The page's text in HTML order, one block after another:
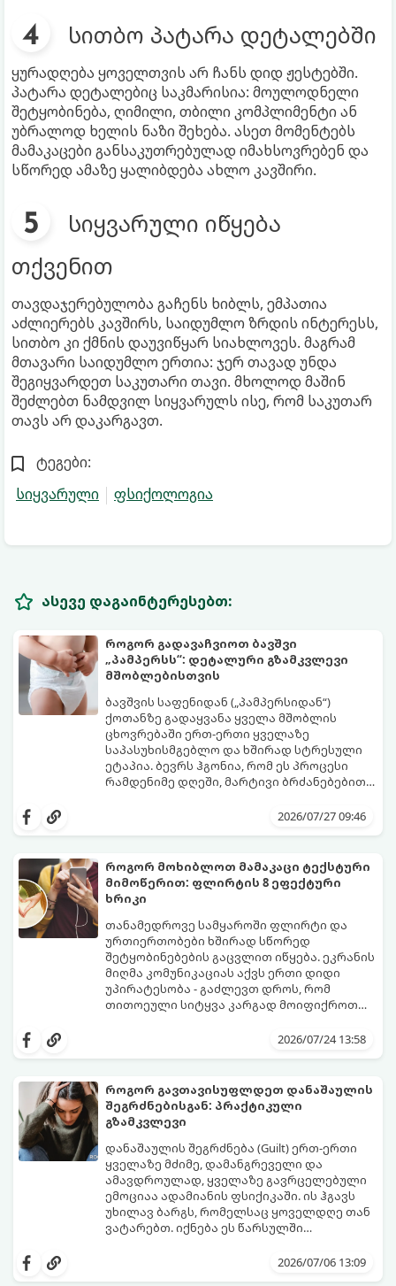
სითბო პატარა დეტალებში
ყურადღება ყოველთვის არ ჩანს დიდ ჟესტებში.
პატარა დეტალებიც საკმარისია: მოულოდნელი
შეტყობინება, ღიმილი, თბილი კომპლიმენტი ან
უბრალოდ ხელის ნაზი შეხება. ასეთ მომენტებს
მამაკაცები განსაკუთრებულად იმახსოვრებენ და
სწორედ ამაზე ყალიბდება ახლო კავშირი.
სიყვარული იწყება
თქვენით
თავდაჯერებულობა გაჩენს ხიბლს, ემპათია
აძლიერებს კავშირს, საიდუმლო ზრდის ინტერესს,
სითბო კი ქმნის დაუვიწყარ სიახლოვეს. მაგრამ
მთავარი საიდუმლო ერთია: ჯერ თავად უნდა
შეგიყვარდეთ საკუთარი თავი. მხოლოდ მაშინ
შეძლებთ ნამდვილ სიყვარულს ისე, რომ საკუთარ
თავს არ დაკარგავთ.
ტეგები:
სიყვარული
ფსიქოლოგია
ასევე დაგაინტერესებთ:
როგორ გადავაჩვიოთ ბავშვი
„პამპერსს“: დეტალური გზამკვლევი
მშობლებისთვის
ბავშვის საფენიდან („პამპერსიდან“)
ქოთანზე გადაყვანა ყველა მშობლის
ცხოვრებაში ერთ-ერთი ყველაზე
საპასუხისმგებლო და ხშირად სტრესული
ეტაპია. ბევრს ჰგონია, რომ ეს პროცესი
რამდენიმე დღეში, მარტივი ბრძანებებით
ფიზიოლოგიური და ფსიქოლოგიური
მოთმინებას მოითხოვს.
როგორ გახადოთ ეს პროცესი2026/07/27 09:46
როგორ მოხიბლოთ მამაკაცი ტექსტური
მიმოწერით: ფლირტის 8 ეფექტური
ხრიკი
თანამედროვე სამყაროში ფლირტი და
ურთიერთობები ხშირად სწორედ
შეტყობინებების გაცვლით იწყება. ეკრანის
მიღმა კომუნიკაციას აქვს ერთი დიდი
უპირატესობა - გაძლევთ დროს, რომ
თითოეული სიტყვა კარგად მოიფიქროთ
მოაცილოს და მოუთმენლად ელოდოს
წესი:
2026/07/24 13:58
როგორ გავთავისუფლდეთ დანაშაულის
შეგრძნებისგან: პრაქტიკული
გზამკვლევი
დანაშაულის შეგრძნება (Guilt) ერთ-ერთი
ყველაზე მძიმე, დამანგრეველი და
ამავდროულად, ყველაზე გავრცელებული
ემოციაა ადამიანის ფსიქიკაში. ის ჰგავს
უხილავ ბარგს, რომელსაც ყოველდღე თან
ვატარებთ. იქნება ეს წარსულში
ტკენა, ოჯახის წევრებისთვის
დანაშაულის გრძნობას აქვს თავისი
2026/07/06 13:09